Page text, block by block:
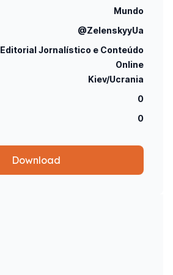
Mundo
@ZelenskyyUa
Editorial Jornalístico e Conteúdo
Online
Kiev/Ucrania
0
0
Download